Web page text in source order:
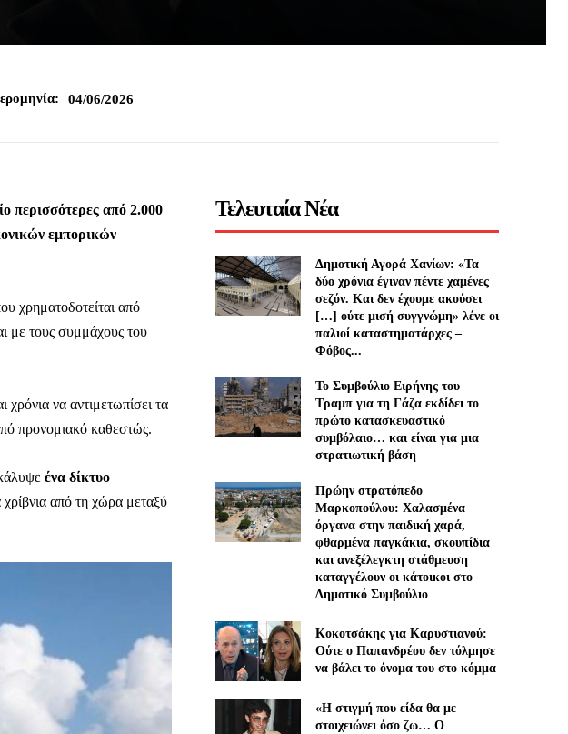
04/06/2026
περισσότερες από 2.000
εμπορικών
χρηματοδοτείται από
με τους συμμάχους του
να αντιμετωπίσει τα
προνομιακό καθεστώς.
ένα δίκτυο
από τη χώρα μεταξύ
Τελευταία Νέα
Δημοτική Αγορά Χανίων: «Τα
δύο χρόνια έγιναν πέντε χαμένες
σεζόν. Και δεν έχουμε ακούσει
[…] ούτε μισή συγγνώμη» λένε οι
παλιοί καταστηματάρχες –
Φόβος...
Το Συμβούλιο Ειρήνης του
Τραμπ για τη Γάζα εκδίδει το
πρώτο κατασκευαστικό
συμβόλαιο… και είναι για μια
στρατιωτική βάση
Πρώην στρατόπεδο
Μαρκοπούλου: Χαλασμένα
όργανα στην παιδική χαρά,
φθαρμένα παγκάκια, σκουπίδια
και ανεξέλεγκτη στάθμευση
καταγγέλουν οι κάτοικοι στο
Δημοτικό Συμβούλιο
Κοκοτσάκης για Καρυστιανού:
Ούτε ο Παπανδρέου δεν τόλμησε
να βάλει το όνομα του στο κόμμα
«Η στιγμή που είδα θα με
στοιχειώνει όσο ζω… Ο